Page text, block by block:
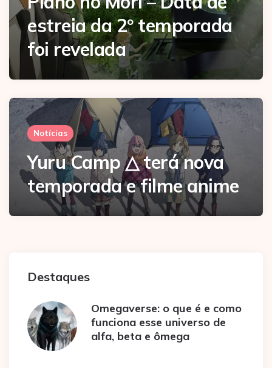
estreia da 2º temporada
foi revelada
Notícias
Yuru Camp △ terá nova
temporada e filme anime
Destaques
Omegaverse: o que é e como
funciona esse universo de
alfa, beta e ômega